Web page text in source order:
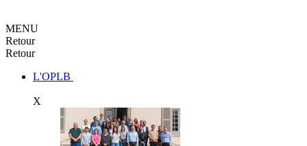
MENU
Retour
Retour
L'OPLB
X